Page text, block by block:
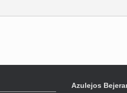
Azulejos